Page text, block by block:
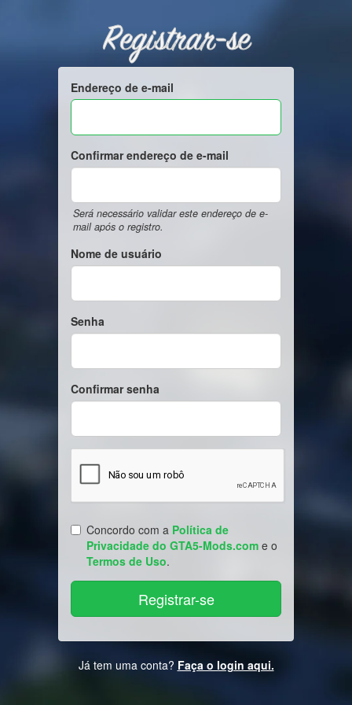
Registrar-se
Endereço de e-mail
Confirmar endereço de e-mail
Será necessário validar este endereço de e-
mail após o registro.
Nome de usuário
Senha
Confirmar senha
Concordo com a Política de
Privacidade do GTA5-Mods.com e o
Termos de Uso.
Já tem uma conta? Faça o login aqui.